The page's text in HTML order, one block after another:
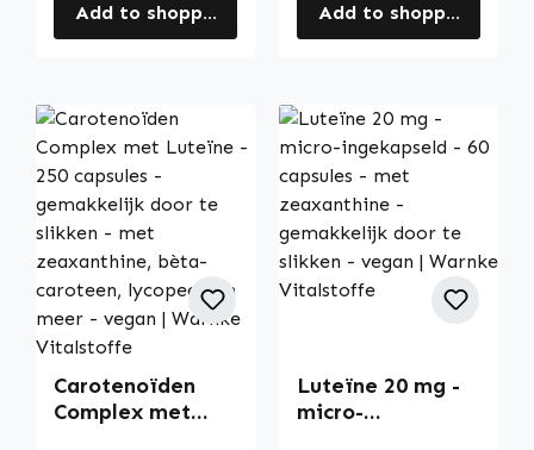
Add to shopping cart Add to shopping cart
Carotenoïden
Complex met
Luteïne 20 mg -
micro-